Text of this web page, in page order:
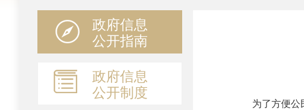
政府信息
公开指南
政府信息
公开制度
为了方便公